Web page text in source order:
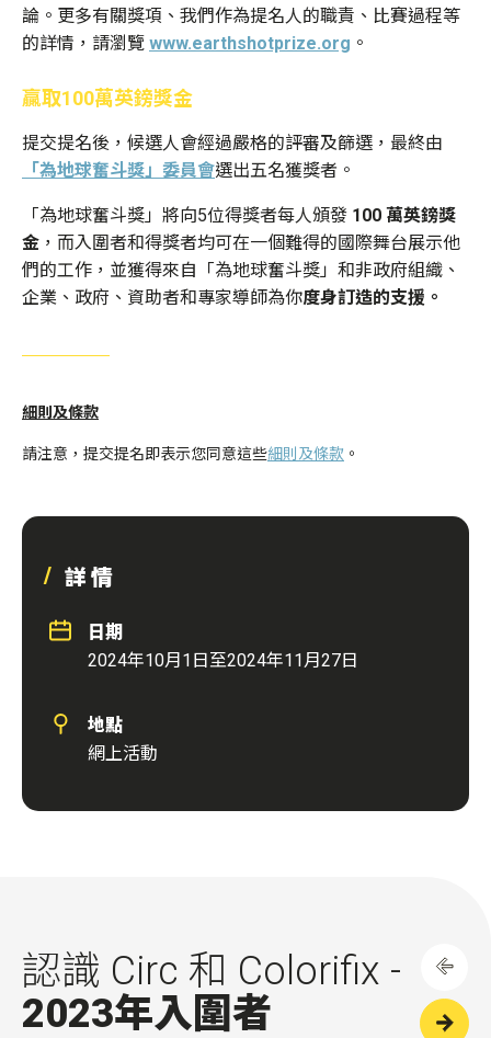
詳情
日期
2024年10月1日至2024年11月27日
地點
網上活動
論。更多有關獎項、我們作為提名人的職責、比賽過程等
的詳情，請瀏覽 www.earthshotprize.org 。
贏取100萬英鎊獎金
提交提名後，候選人會經過嚴格的評審及篩選，最終由
「為地球奮斗獎」委員會選出五名獲獎者。
「為地球奮斗獎」將向5位得獎者每人頒發 100 萬英鎊獎
金 ，而入圍者和得獎者均可在一個難得的國際舞台展示他
們的工作，並獲得來自「為地球奮斗獎」和非政府組織、
企業、政府、資助者和專家導師為你度身訂造的支援 。
細則及條款
請注意，提交提名即表示您同意這些細則及條款 。
認識 Circ 和 Colorifix -
2023年入圍者